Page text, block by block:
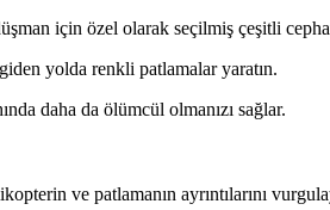
için özel olarak seçilmiş çeşitli
yolda renkli patlamalar yaratın.
daha da ölümcül olmanızı sağlar.
ve patlamanın ayrıntılarını